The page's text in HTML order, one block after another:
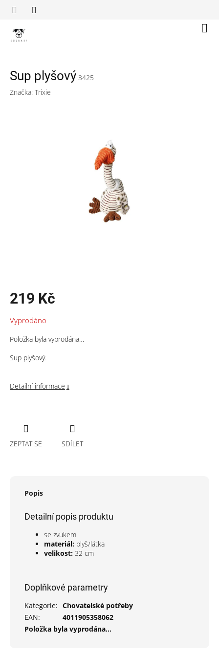
Sup plyšový 3425
Značka: Trixie
219 Kč
cena:
Vyprodáno
Položka byla vyprodána…
Sup plyšový.
Detailní informace
ZEPTAT SE SDÍLET
Popis
Detailní popis produktu
se zvukem
materiál: plyš/látka
velikost: 32 cm
Doplňkové parametry
Kategorie: Chovatelské potřeby
EAN:
4011905358062
Položka byla vyprodána…